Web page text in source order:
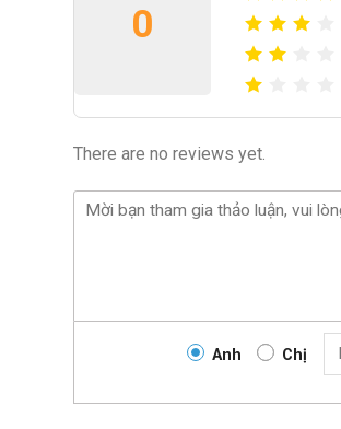
0
There are no reviews yet.
Anh Chị